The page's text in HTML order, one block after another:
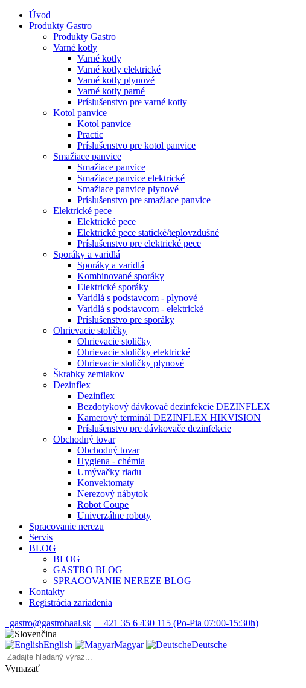
Úvod
Produkty Gastro
Produkty Gastro
Varné kotly
Varné kotly
Varné kotly elektrické
Varné kotly plynové
Varné kotly parné
Príslušenstvo pre varné kotly
Kotol panvice
Kotol panvice
Practic
Príslušenstvo pre kotol panvice
Smažiace panvice
Smažiace panvice
Smažiace panvice elektrické
Smažiace panvice plynové
Príslušenstvo pre smažiace panvice
Elektrické pece
Elektrické pece
Elektrické pece statické/teplovzdušné
Príslušenstvo pre elektrické pece
Sporáky a varidlá
Sporáky a varidlá
Kombinované sporáky
Elektrické sporáky
Varidlá s podstavcom - plynové
Varidlá s podstavcom - elektrické
Príslušenstvo pre sporáky
Ohrievacie stoličky
Ohrievacie stoličky
Ohrievacie stoličky elektrické
Ohrievacie stoličky plynové
Škrabky zemiakov
Dezinflex
Dezinflex
Bezdotykový dávkovač dezinfekcie DEZINFLEX
Kamerový terminál DEZINFLEX HIKVISION
Príslušenstvo pre dávkovače dezinfekcie
Obchodný tovar
Obchodný tovar
Hygiena - chémia
Umývačky riadu
Konvektomaty
Nerezový nábytok
Robot Coupe
Univerzálne roboty
Spracovanie nerezu
Servis
BLOG
BLOG
GASTRO BLOG
SPRACOVANIE NEREZE BLOG
Kontakty
Registrácia zariadenia
gastro@gastrohaal.sk
+421 35 6 430 115 (Po-Pia 07:00-15:30h)
English Magyar Deutsche
Vymazať